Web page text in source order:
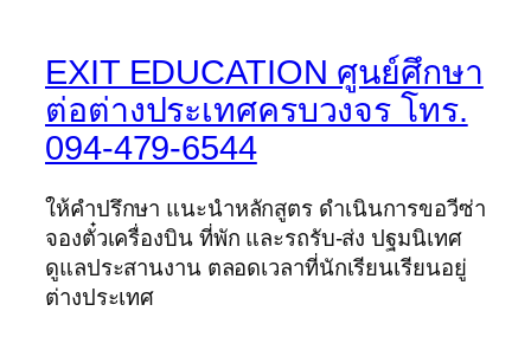
EXIT EDUCATION ศูนย์ศึกษา
ต่อต่างประเทศครบวงจร โทร.
094-479-6544
ให้คำปรึกษา แนะนำหลักสูตร ดำเนินการขอวีซ่า
จองตั๋วเครื่องบิน ที่พัก และรถรับ-ส่ง ปฐมนิเทศ
ดูแลประสานงาน ตลอดเวลาที่นักเรียนเรียนอยู่
ต่างประเทศ